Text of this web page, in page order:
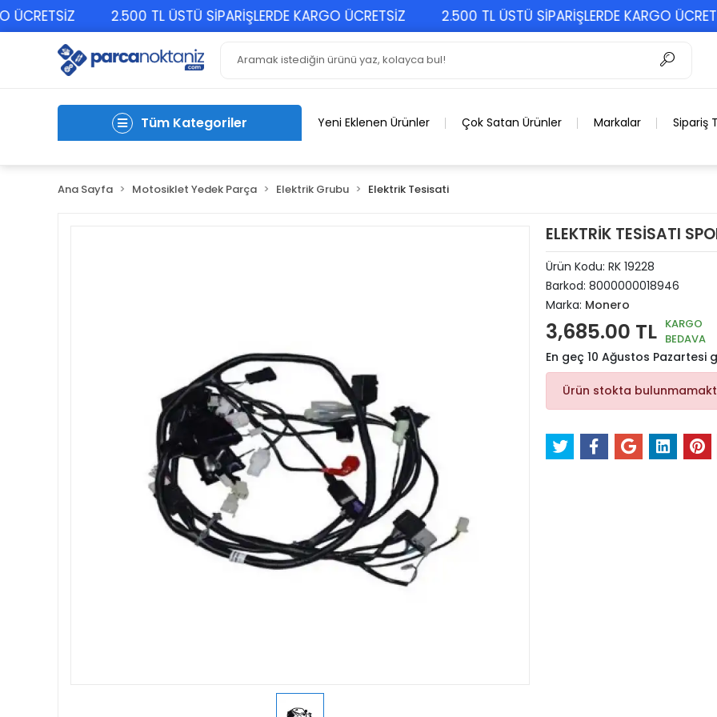
2.500 TL ÜSTÜ SİPARİŞLERDE KARGO ÜCRETSİZ 2.500 TL ÜSTÜ SİPARİŞLERDE KARGO ÜCRETSİZ
Tüm Kategoriler Yeni Eklenen Ürünler Çok Satan Ürünler Markalar Sipariş
Ana Sayfa Motosiklet Yedek Parça Elektrik Grubu Elektrik Tesisati
ELEKTRİK TESİSATI
Ürün Kodu: RK 19228
Barkod: 8000000018946
Marka: Monero
3,685.00 TL KARGO
BEDAVA
En geç 10 Ağustos Pazartesi
Ürün stokta